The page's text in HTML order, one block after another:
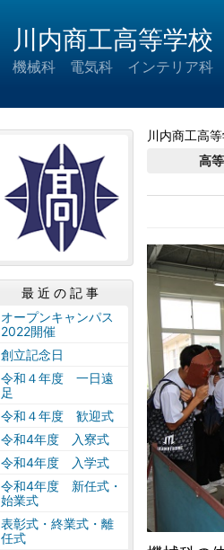
川内商工高等学
機械科 電気科 インテリア科
川内商工高
高
最近の記事
オープンキャンパス
2022開催
創立記念日
令和４年度 一日遠
足
令和４年度 歓迎式
令和4年度 入寮式
令和4年度 入学式
令和4年度 新任式・
始業式
表彰式・終業式・離
任式